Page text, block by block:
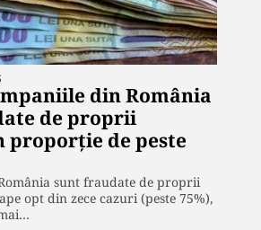
din România
de proprii
proporție de peste
sunt fraudate de proprii
opt din zece cazuri (peste 75%),